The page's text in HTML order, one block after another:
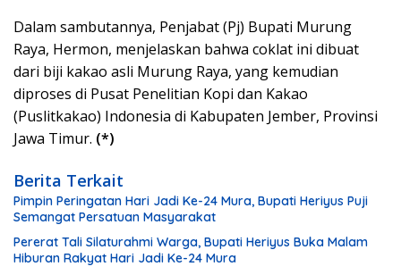
Dalam sambutannya, Penjabat (Pj) Bupati Murung
Raya, Hermon, menjelaskan bahwa coklat ini dibuat
dari biji kakao asli Murung Raya, yang kemudian
diproses di Pusat Penelitian Kopi dan Kakao
(Puslitkakao) Indonesia di Kabupaten Jember, Provinsi
Jawa Timur. (*)
Berita Terkait
Pimpin Peringatan Hari Jadi Ke-24 Mura, Bupati Heriyus Puji
Semangat Persatuan Masyarakat
Pererat Tali Silaturahmi Warga, Bupati Heriyus Buka Malam
Hiburan Rakyat Hari Jadi Ke-24 Mura